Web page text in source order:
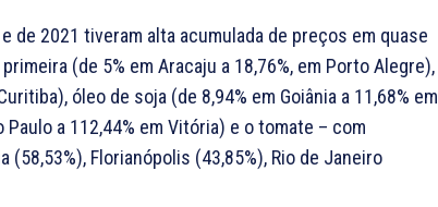
de 2021 tiveram alta acumulada de preços em quase
(de 5% em Aracaju a 18,76%, em Porto Alegre),
óleo de soja (de 8,94% em Goiânia a 11,68% em
a 112,44% em Vitória) e o tomate – com
Florianópolis (43,85%), Rio de Janeiro